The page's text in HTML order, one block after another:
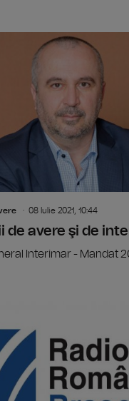
08 Iulie 2021, 10:44
de avere şi de
Interimar - Mandat